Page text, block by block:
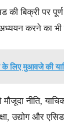
की बिक्री पर
करने का भी
के लिए मुआवजे की
नीति,
उद्योग और